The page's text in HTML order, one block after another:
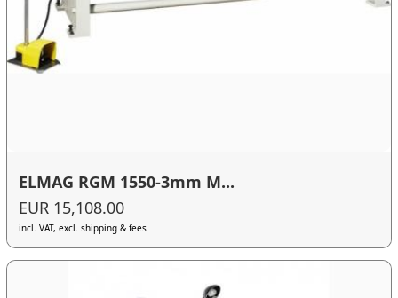
ELMAG RGM 1550-3mm M...
EUR 15,108.00
incl. VAT, excl. shipping & fees